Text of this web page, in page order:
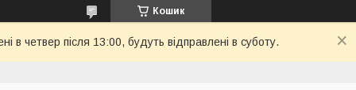
Кошик
в четвер після 13:00, будуть відправлені в суботу.